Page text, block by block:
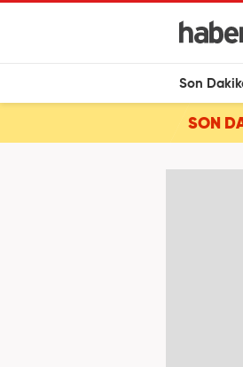
Son
SON